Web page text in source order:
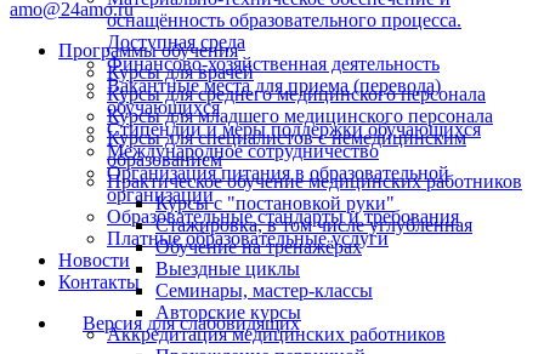
оснащённость образовательного процесса.
Доступная среда
Финансово-хозяйственная деятельность
Вакантные места для приема (перевода)
обучающихся
Стипендии и меры поддержки обучающихся
Международное сотрудничество
Организация питания в образовательной
организации
Образовательные стандарты и требования
Платные образовательные услуги
Новости
Контакты
Версия для слабовидящих
amo@24amo.ru
Программы обучения
Курсы для врачей
Курсы для среднего медицинского персонала
Курсы для младшего медицинского персонала
Курсы для специалистов с немедицинским
образованием
Практическое обучение медицинских работников
Курсы с "постановкой руки"
Стажировка, в том числе углубленная
Обучение на тренажёрах
Выездные циклы
Семинары, мастер-классы
Авторские курсы
Аккредитация медицинских работников